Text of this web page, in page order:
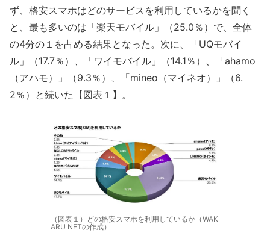
ず、格安スマホはどのサービスを利用しているかを聞く
と、最も多いのは「楽天モバイル」（25.0％）で、全体
の4分の１を占める結果となった。次に、「UQモバイ
ル」（17.7％）、「ワイモバイル」（14.1％）、「ahamo
（アハモ）」（9.3％）、「mineo（マイネオ）」（6.
2％）と続いた【図表１】。
（図表１）どの格安スマホを利用しているか（WAK
ARU NETの作成）